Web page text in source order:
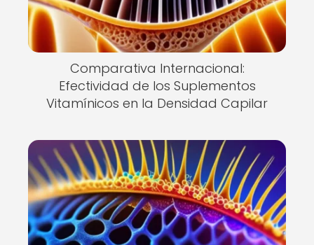
Comparativa Internacional:
Efectividad de los Suplementos
Vitamínicos en la Densidad Capilar